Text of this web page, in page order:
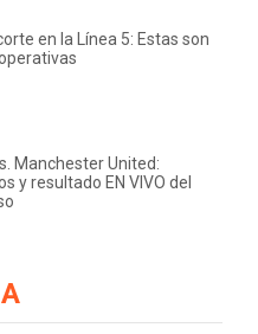
en la Línea 5: Estas son
Manchester United:
y resultado EN VIVO del